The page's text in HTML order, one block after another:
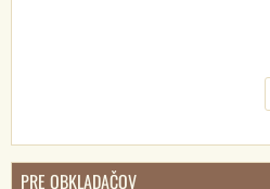
PRE OBKLADAČOV